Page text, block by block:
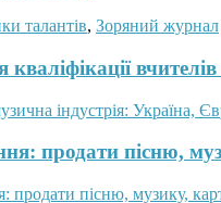
талантів, Зоряний журнал
продати пісню,